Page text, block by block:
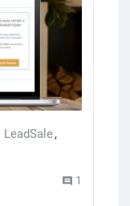
на
с
примут
за
под
на
LeadSale,
1